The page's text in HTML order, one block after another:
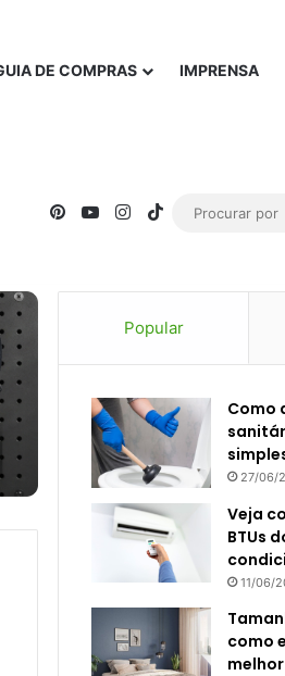
DE COMPRAS IMPRENSA
PinterestYouTubeInstagram
TikTok
Popular
Como
27/06/
Veja
BTUs
11/06/
como